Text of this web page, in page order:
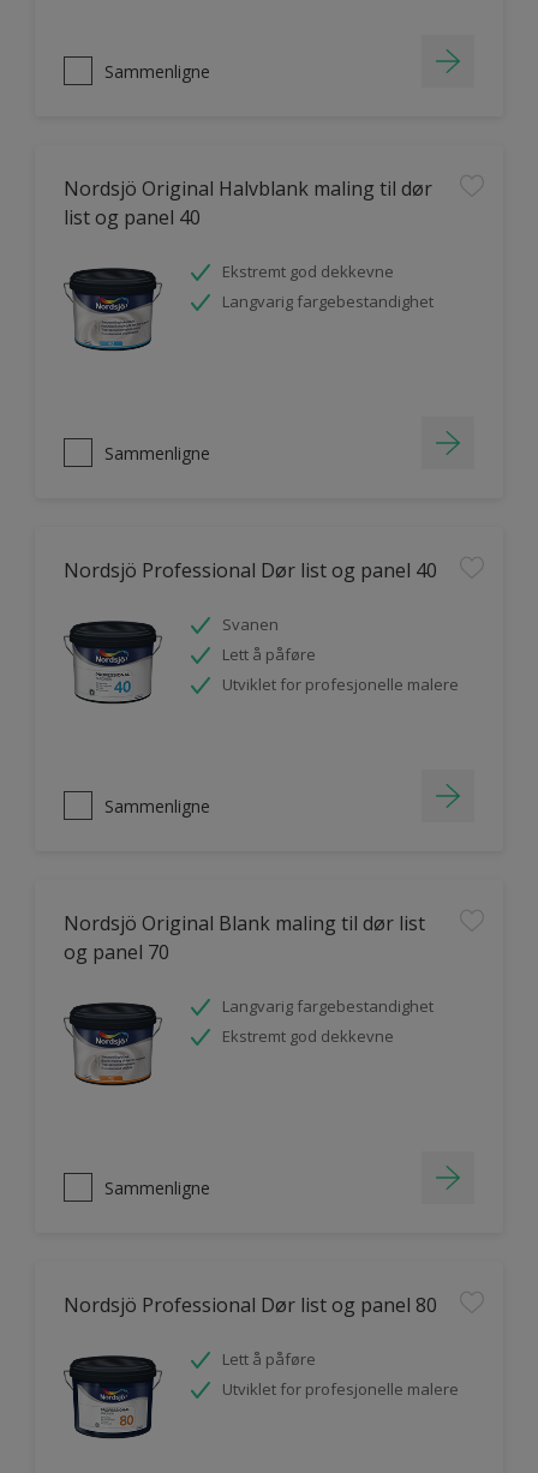
Sammenligne
Nordsjö Original Halvblank maling til dør
list og panel 40
Ekstremt god dekkevne
Langvarig fargebestandighet
Sammenligne
Nordsjö Professional Dør list og panel 40
Svanen
Lett å påføre
Utviklet for profesjonelle malere
Sammenligne
Nordsjö Original Blank maling til dør list
og panel 70
Langvarig fargebestandighet
Ekstremt god dekkevne
Sammenligne
Nordsjö Professional Dør list og panel 80
Lett å påføre
Utviklet for profesjonelle malere